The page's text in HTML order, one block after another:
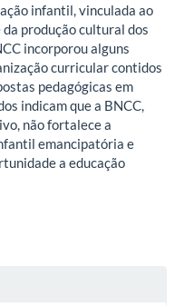
infantil, vinculada ao
produção cultural dos
incorporou alguns
curricular contidos
pedagógicas em
indicam que a BNCC,
não fortalece a
emancipatória e
a educação